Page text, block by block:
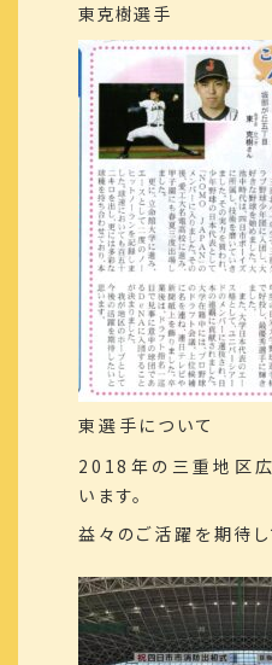
東克樹選手
東選手について
2018年の三重地区
います。
益々のご活躍を期待し